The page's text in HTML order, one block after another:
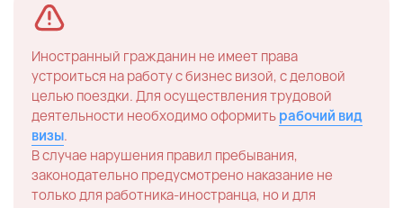
Иностранный гражданин не имеет права
устроиться на работу с бизнес визой, с деловой
целью поездки. Для осуществления трудовой
деятельности необходимо оформитьрабочий вид
визы.
В случае нарушения правил пребывания,
законодательно предусмотрено наказание не
только для работника-иностранца, но и для